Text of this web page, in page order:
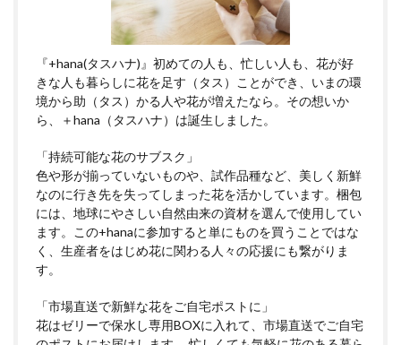
『+hana(タスハナ)』初めての人も、忙しい人も、花が好
きな人も暮らしに花を足す（タス）ことができ、いまの環
境から助（タス）かる人や花が増えたなら。その想いか
ら、＋hana（タスハナ）は誕生しました。
「持続可能な花のサブスク」
色や形が揃っていないものや、試作品種など、美しく新鮮
なのに行き先を失ってしまった花を活かしています。梱包
には、地球にやさしい自然由来の資材を選んで使用してい
ます。この+hanaに参加すると単にものを買うことではな
く、生産者をはじめ花に関わる人々の応援にも繋がりま
す。
「市場直送で新鮮な花をご自宅ポストに」
花はゼリーで保水し専用BOXに入れて、市場直送でご自宅